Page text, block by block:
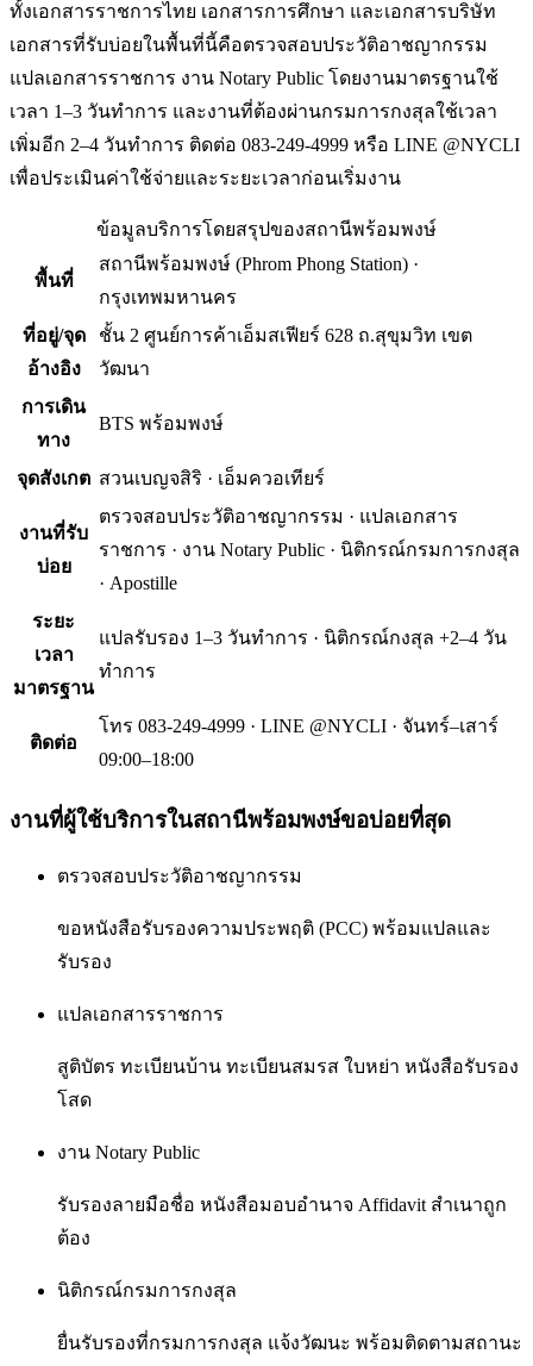
ทั้งเอกสารราชการไทย เอกสารการศึกษา และเอกสารบริษัท
เอกสารที่รับบ่อยในพื้นที่นี้คือตรวจสอบประวัติอาชญากรรม
แปลเอกสารราชการ งาน Notary Public โดยงานมาตรฐานใช้
เวลา 1–3 วันทำการ และงานที่ต้องผ่านกรมการกงสุลใช้เวลา
เพิ่มอีก 2–4 วันทำการ ติดต่อ 083-249-4999 หรือ LINE @NYCLI
เพื่อประเมินค่าใช้จ่ายและระยะเวลาก่อนเริ่มงาน
ข้อมูลบริการโดยสรุปของสถานีพร้อมพงษ์
พื้นที่
สถานีพร้อมพงษ์ (Phrom Phong Station) ·
กรุงเทพมหานคร
ที่อยู่/จุด
อ้างอิง
ชั้น 2 ศูนย์การค้าเอ็มสเฟียร์ 628 ถ.สุขุมวิท เขต
วัฒนา
การเดิน
ทาง
BTS พร้อมพงษ์
จุดสังเกต สวนเบญจสิริ · เอ็มควอเทียร์
งานที่รับ
บ่อย
ตรวจสอบประวัติอาชญากรรม · แปลเอกสาร
ราชการ · งาน Notary Public · นิติกรณ์กรมการกงสุล
· Apostille
ระยะ
เวลา
มาตรฐาน
แปลรับรอง 1–3 วันทำการ · นิติกรณ์กงสุล +2–4 วัน
ทำการ
ติดต่อ
โทร 083-249-4999 · LINE @NYCLI · จันทร์–เสาร์
09:00–18:00
งานที่ผู้ใช้บริการในสถานีพร้อมพงษ์ขอบ่อยที่สุด
ตรวจสอบประวัติอาชญากรรม
ขอหนังสือรับรองความประพฤติ (PCC) พร้อมแปลและ
รับรอง
แปลเอกสารราชการ
สูติบัตร ทะเบียนบ้าน ทะเบียนสมรส ใบหย่า หนังสือรับรอง
โสด
งาน Notary Public
รับรองลายมือชื่อ หนังสือมอบอำนาจ Affidavit สำเนาถูก
ต้อง
นิติกรณ์กรมการกงสุล
ยื่นรับรองที่กรมการกงสุล แจ้งวัฒนะ พร้อมติดตามสถานะ